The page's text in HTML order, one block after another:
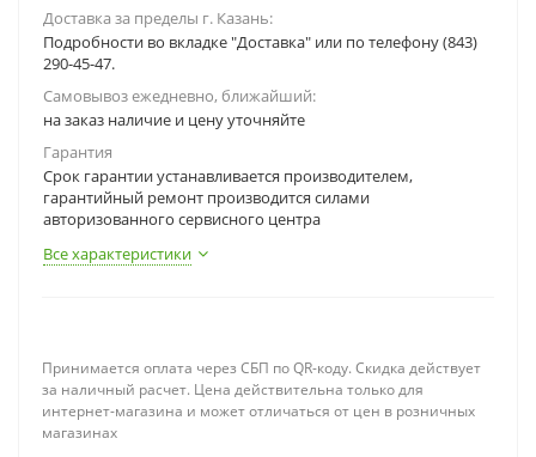
Доставка за пределы г. Казань:
Подробности во вкладке "Доставка" или по телефону (843)
290-45-47.
Самовывоз ежедневно, ближайший:
на заказ наличие и цену уточняйте
Гарантия
Срок гарантии устанавливается производителем,
гарантийный ремонт производится силами
авторизованного сервисного центра
Все характеристики
Принимается оплата через СБП по QR-коду. Скидка действует
за наличный расчет. Цена действительна только для
интернет-магазина и может отличаться от цен в розничных
магазинах